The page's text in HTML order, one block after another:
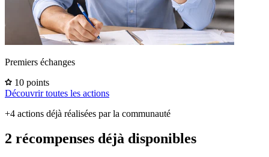
Premiers échanges
10 points
Découvrir toutes les actions
+4 actions déjà réalisées par la communauté
2 récompenses déjà disponibles